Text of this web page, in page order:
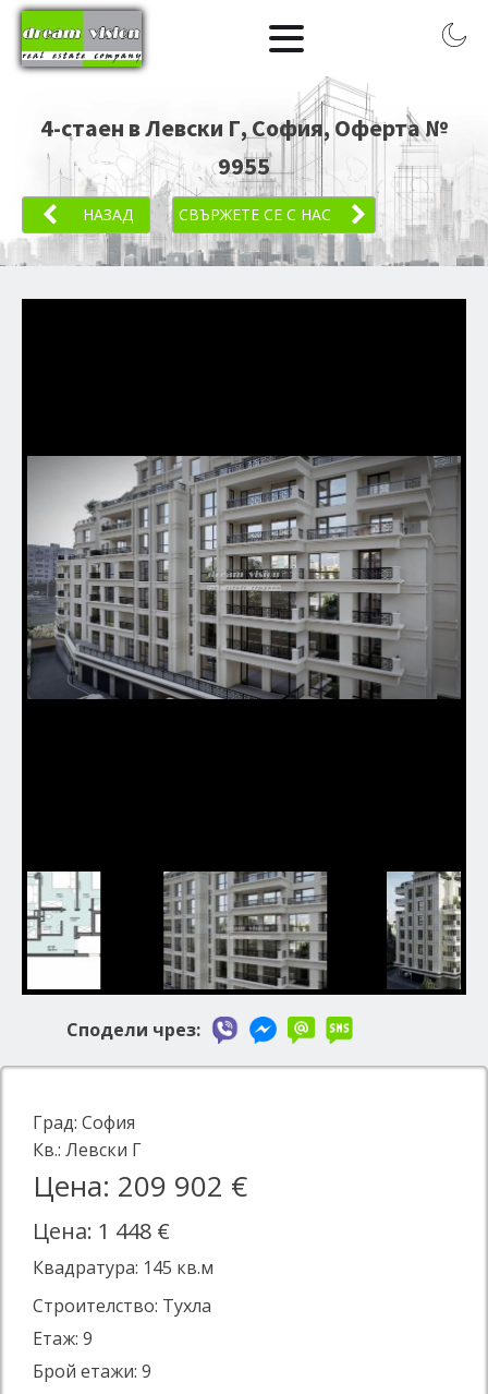
4-стаен в Левски Г, София, Оферта №
9955
НАЗАД СВЪРЖЕТЕ СЕ С НАС
Сподели чрез:
Град: София
Кв.: Левски Г
Цена: 209 902 €
Цена: 1 448 €
Квадратура: 145 кв.м
Строителство: Тухла
Етаж: 9
Брой етажи: 9